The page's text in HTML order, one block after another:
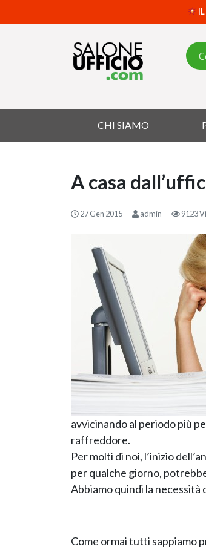
CHI SIAMO
A casa
27 Gen 2015 admin 9123
avvicinando al periodo più
raffreddore.
Per molti di noi, l’inizio
per qualche giorno,
Abbiamo quindi la
Come ormai tutti sappiamo